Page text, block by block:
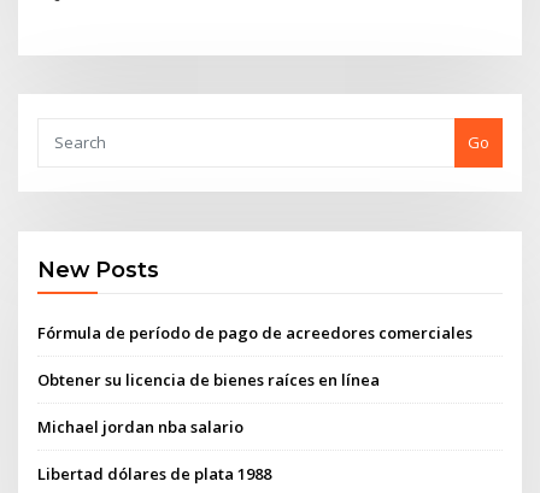
Go
New Posts
Fórmula de período de pago de acreedores comerciales
Obtener su licencia de bienes raíces en línea
Michael jordan nba salario
Libertad dólares de plata 1988